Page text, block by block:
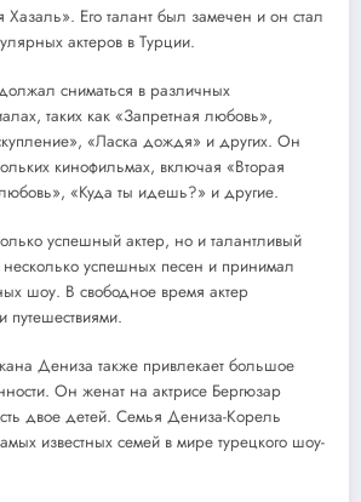
Хазаль». Его талант был замечен и он стал
актеров в Турции.
сниматься в различных
таких как «Запретная любовь»,
«Ласка дождя» и других. Он
кинофильмах, включая «Вторая
«Куда ты идешь?» и другие.
успешный актер, но и талантливый
успешных песен и принимал
шоу. В свободное время актер
путешествиями.
Дениза также привлекает большое
Он женат на актрисе Бергюзар
двое детей. Семья Дениза-Корель
известных семей в мире турецкого шоу-